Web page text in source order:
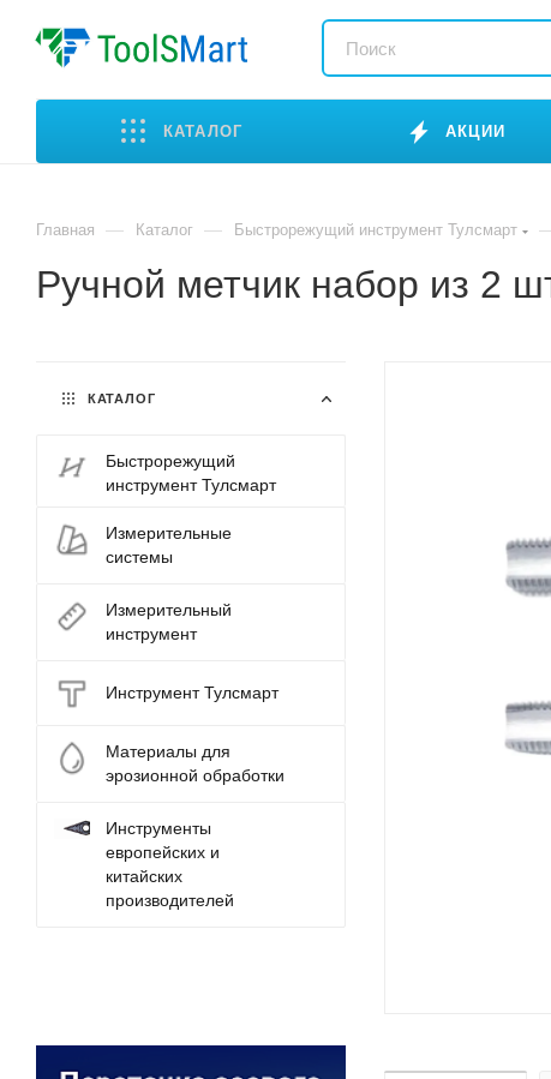
КАТАЛОГ АКЦИИ
Главная — Каталог — Быстрорежущий инструмент Тулсмарт
Ручной метчик набор из 2
КАТАЛОГ
Быстрорежущий
инструмент Тулсмарт
Измерительные
системы
Измерительный
инструмент
Инструмент Тулсмарт
Материалы для
эрозионной обработки
Инструменты
европейских и
китайских
производителей